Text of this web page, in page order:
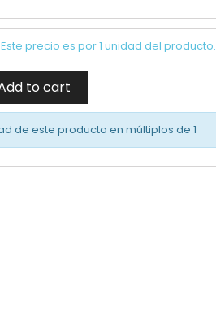
Este precio es por 1 unidad del producto.
to cart
de este producto en múltiplos de 1